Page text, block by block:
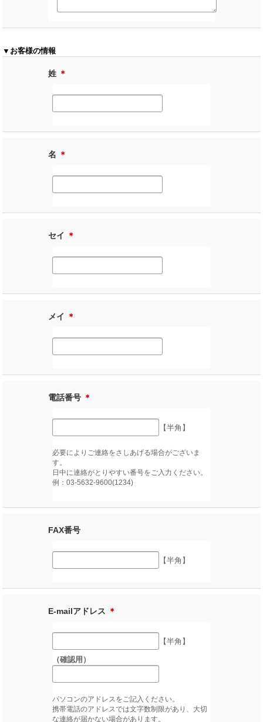
▼お客様の情報
姓 ＊
名 ＊
セイ ＊
メイ ＊
電話番号 ＊
【半角】
必要によりご連絡をさしあげる場合がございま
す。
日中に連絡がとりやすい番号をご入力ください。
例：03-5632-9600(1234)
FAX番号
【半角】
E-mailアドレス ＊
【半角】
（確認用）
パソコンのアドレスをご記入ください。
携帯電話のアドレスでは文字数制限があり、大切
な連絡が届かない場合があります。